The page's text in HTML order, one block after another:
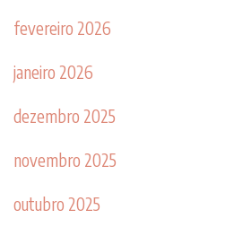
fevereiro 2026
janeiro 2026
dezembro 2025
novembro 2025
outubro 2025